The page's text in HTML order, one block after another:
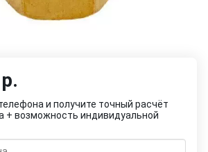
и получите точный расчёт
+ возможность индивидуальной